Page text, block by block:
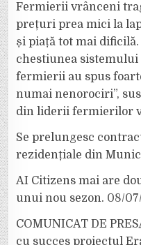
Fermierii vrânceni
prețuri prea mici la
și piață tot mai
chestiunea
fermierii au spus
numai nenorociri”,
din liderii fermierilor
Se prelungesc
rezidențiale din
AI Citizens mai are
unui nou sezon. 08/
COMUNICAT DE
cu succes proiectul